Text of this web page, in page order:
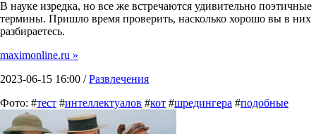
В науке изредка, но все же встречаются удивительно поэтичные
термины. Пришло время проверить, насколько хорошо вы в них
разбираетесь.
maximonline.ru »
2023-06-15 16:00 /Развлечения
Фото: #тест #интеллектуалов #кот #шредингера #подобные